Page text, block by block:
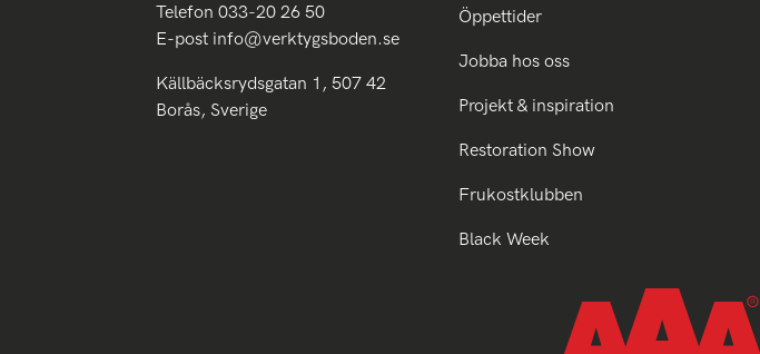
Telefon 033-20 26 50
E-post info@verktygsboden.se
Källbäcksrydsgatan 1, 507 42
Borås, Sverige
Öppettider
Jobba hos oss
Projekt & inspiration
Restoration Show
Frukostklubben
Black Week